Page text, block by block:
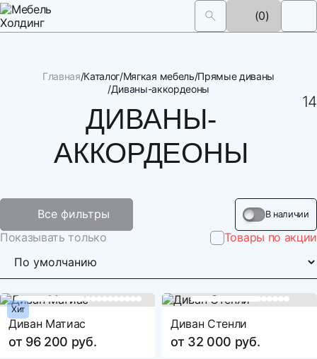
(0)
Главная Каталог Мягкая мебель Прямые диваны
Диваны-аккордеоны
ДИВАНЫ-
АККОРДЕОНЫ
14
Все фильтры В наличии
Показывать только Товары по акции
Хит
Диван Матиас
от 96 200 руб.
Диван Стенли
от 32 000 руб.
30